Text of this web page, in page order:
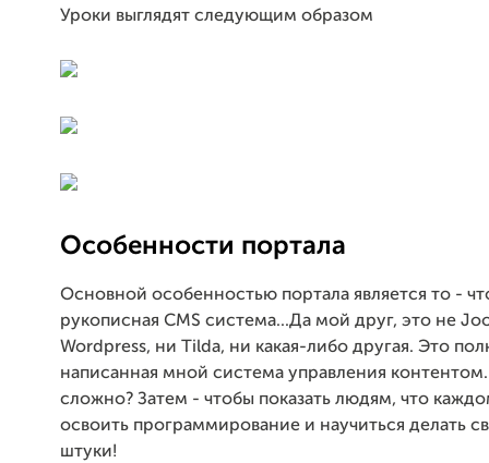
Уроки выглядят следующим образом
Особенности портала
Основной особенностью портала является то -
рукописная CMS система...Да мой друг, это не
Wordpress, ни Tilda, ни какая-либо другая. Это
написанная мной система управления контентом.
сложно? Затем - чтобы показать людям, что
освоить программирование и научиться делать
штуки!